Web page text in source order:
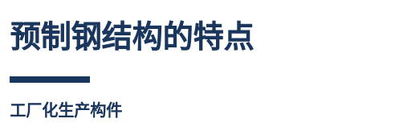
预制钢结构的特点
工厂化生产构件